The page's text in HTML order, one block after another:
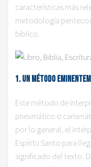
características más
metodología
bíblico.
1.Un Método
Este método de
pneumático o
por lo general, el
Espíritu Santo para
significado del texto.